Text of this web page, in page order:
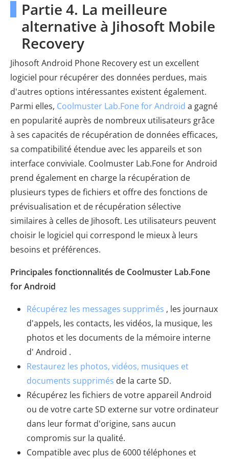
Partie 4. La meilleure
alternative à Jihosoft Mobile
Recovery
Jihosoft Android Phone Recovery est un excellent
logiciel pour récupérer des données perdues, mais
d'autres options intéressantes existent également.
Parmi elles, Coolmuster Lab.Fone for Android a gagné
en popularité auprès de nombreux utilisateurs grâce
à ses capacités de récupération de données efficaces,
sa compatibilité étendue avec les appareils et son
interface conviviale. Coolmuster Lab.Fone for Android
prend également en charge la récupération de
plusieurs types de fichiers et offre des fonctions de
prévisualisation et de récupération sélective
similaires à celles de Jihosoft. Les utilisateurs peuvent
choisir le logiciel qui correspond le mieux à leurs
besoins et préférences.
Principales fonctionnalités de Coolmuster Lab.Fone
for Android
Récupérez les messages supprimés , les journaux
d'appels, les contacts, les vidéos, la musique, les
photos et les documents de la mémoire interne
d' Android .
Restaurez les photos, vidéos, musiques et
documents supprimés de la carte SD.
Récupérez les fichiers de votre appareil Android
ou de votre carte SD externe sur votre ordinateur
dans leur format d'origine, sans aucun
compromis sur la qualité.
Compatible avec plus de 6000 téléphones et